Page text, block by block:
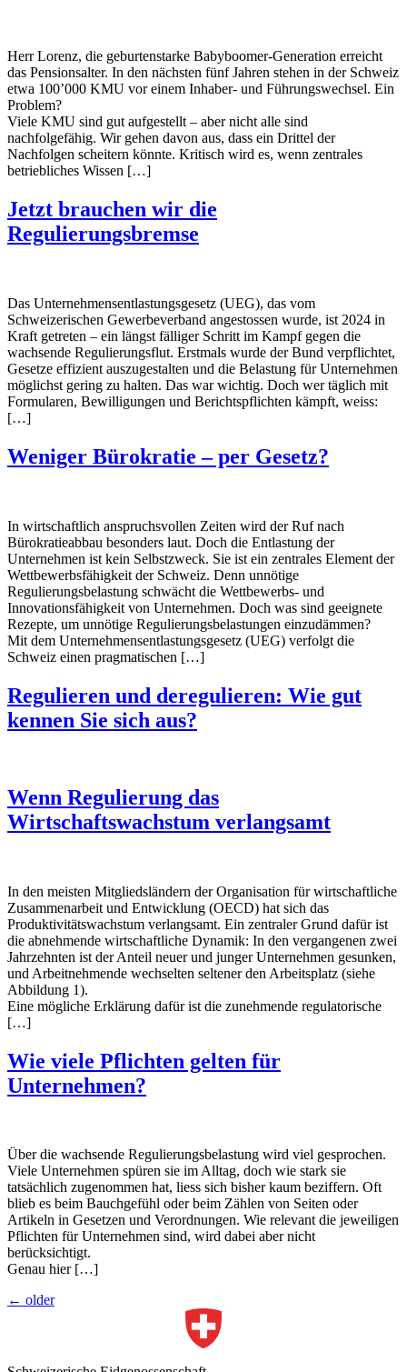
Herr Lorenz, die geburtenstarke Babyboomer-Generation erreicht
das Pensionsalter. In den nächsten fünf Jahren stehen in der Schweiz
etwa 100’000 KMU vor einem Inhaber- und Führungswechsel. Ein
Problem?
Viele KMU sind gut aufgestellt – aber nicht alle sind
nachfolgefähig. Wir gehen davon aus, dass ein Drittel der
Nachfolgen scheitern könnte. Kritisch wird es, wenn zentrales
betriebliches Wissen […]
Jetzt brauchen wir die
Regulierungsbremse
Das Unternehmensentlastungsgesetz (UEG), das vom
Schweizerischen Gewerbeverband angestossen wurde, ist 2024 in
Kraft getreten – ein längst fälliger Schritt im Kampf gegen die
wachsende Regulierungsflut. Erstmals wurde der Bund verpflichtet,
Gesetze effizient auszugestalten und die Belastung für Unternehmen
möglichst gering zu halten. Das war wichtig. Doch wer täglich mit
Formularen, Bewilligungen und Berichtspflichten kämpft, weiss:
[…]
Weniger Bürokratie – per Gesetz?
In wirtschaftlich anspruchsvollen Zeiten wird der Ruf nach
Bürokratieabbau besonders laut. Doch die Entlastung der
Unternehmen ist kein Selbstzweck. Sie ist ein zentrales Element der
Wettbewerbsfähigkeit der Schweiz. Denn unnötige
Regulierungsbelastung schwächt die Wettbewerbs- und
Innovationsfähigkeit von Unternehmen. Doch was sind geeignete
Rezepte, um unnötige Regulierungsbelastungen einzudämmen?
Mit dem Unternehmensentlastungsgesetz (UEG) verfolgt die
Schweiz einen pragmatischen […]
Regulieren und deregulieren: Wie gut
kennen Sie sich aus?
Wenn Regulierung das
Wirtschaftswachstum verlangsamt
In den meisten Mitgliedsländern der Organisation für wirtschaftliche
Zusammenarbeit und Entwicklung (OECD) hat sich das
Produktivitätswachstum verlangsamt. Ein zentraler Grund dafür ist
die abnehmende wirtschaftliche Dynamik: In den vergangenen zwei
Jahrzehnten ist der Anteil neuer und junger Unternehmen gesunken,
und Arbeitnehmende wechselten seltener den Arbeitsplatz (siehe
Abbildung 1).
Eine mögliche Erklärung dafür ist die zunehmende regulatorische
[…]
Wie viele Pflichten gelten für
Unternehmen?
Über die wachsende Regulierungsbelastung wird viel gesprochen.
Viele Unternehmen spüren sie im Alltag, doch wie stark sie
tatsächlich zugenommen hat, liess sich bisher kaum beziffern. Oft
blieb es beim Bauchgefühl oder beim Zählen von Seiten oder
Artikeln in Gesetzen und Verordnungen. Wie relevant die jeweiligen
Pflichten für Unternehmen sind, wird dabei aber nicht
berücksichtigt.
Genau hier […]
← older